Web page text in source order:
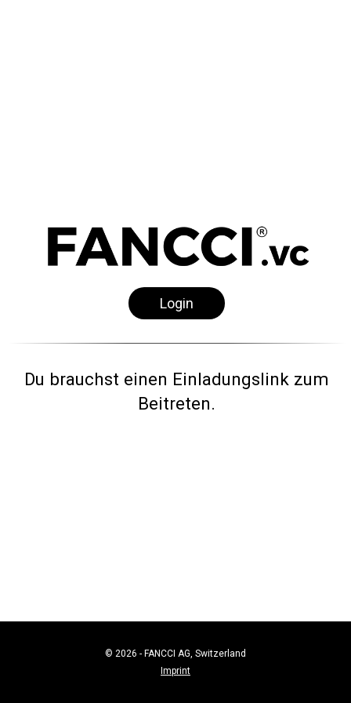
Login
Du brauchst einen Einladungslink zum
Beitreten.
© 2026 - FANCCI AG, Switzerland
Imprint